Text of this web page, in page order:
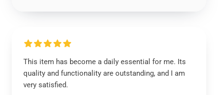
This item has become a daily essential for me. Its
quality and functionality are outstanding, and I am
very satisfied.